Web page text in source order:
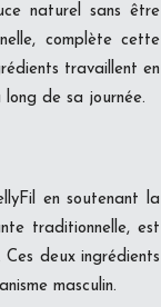
naturel sans être
complète cette
travaillent en
de sa journée.
en soutenant la
traditionnelle, est
deux ingrédients
masculin.